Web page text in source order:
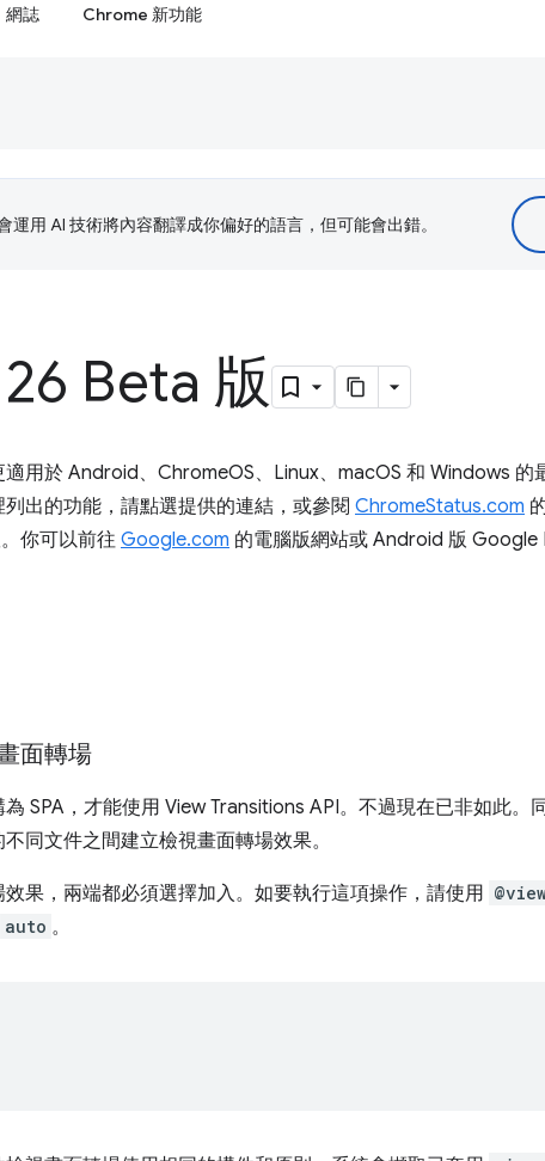
網誌 Chrome 新功能
運用 AI 技術將內容翻譯成你偏好的語言，但可能會出錯。
Beta 版
用於 Android、ChromeOS、Linux、macOS 和 Windows 的
出的功能，請點選提供的連結，或參閱 ChromeStatus.com
你可以前往 Google.com 的電腦版網站或 Android 版 Google
面轉場
SPA，才能使用 View Transitions API。不過現在已非如此。
同文件之間建立檢視畫面轉場效果。
果，兩端都必須選擇加入。如要執行這項操作，請使用
auto 。